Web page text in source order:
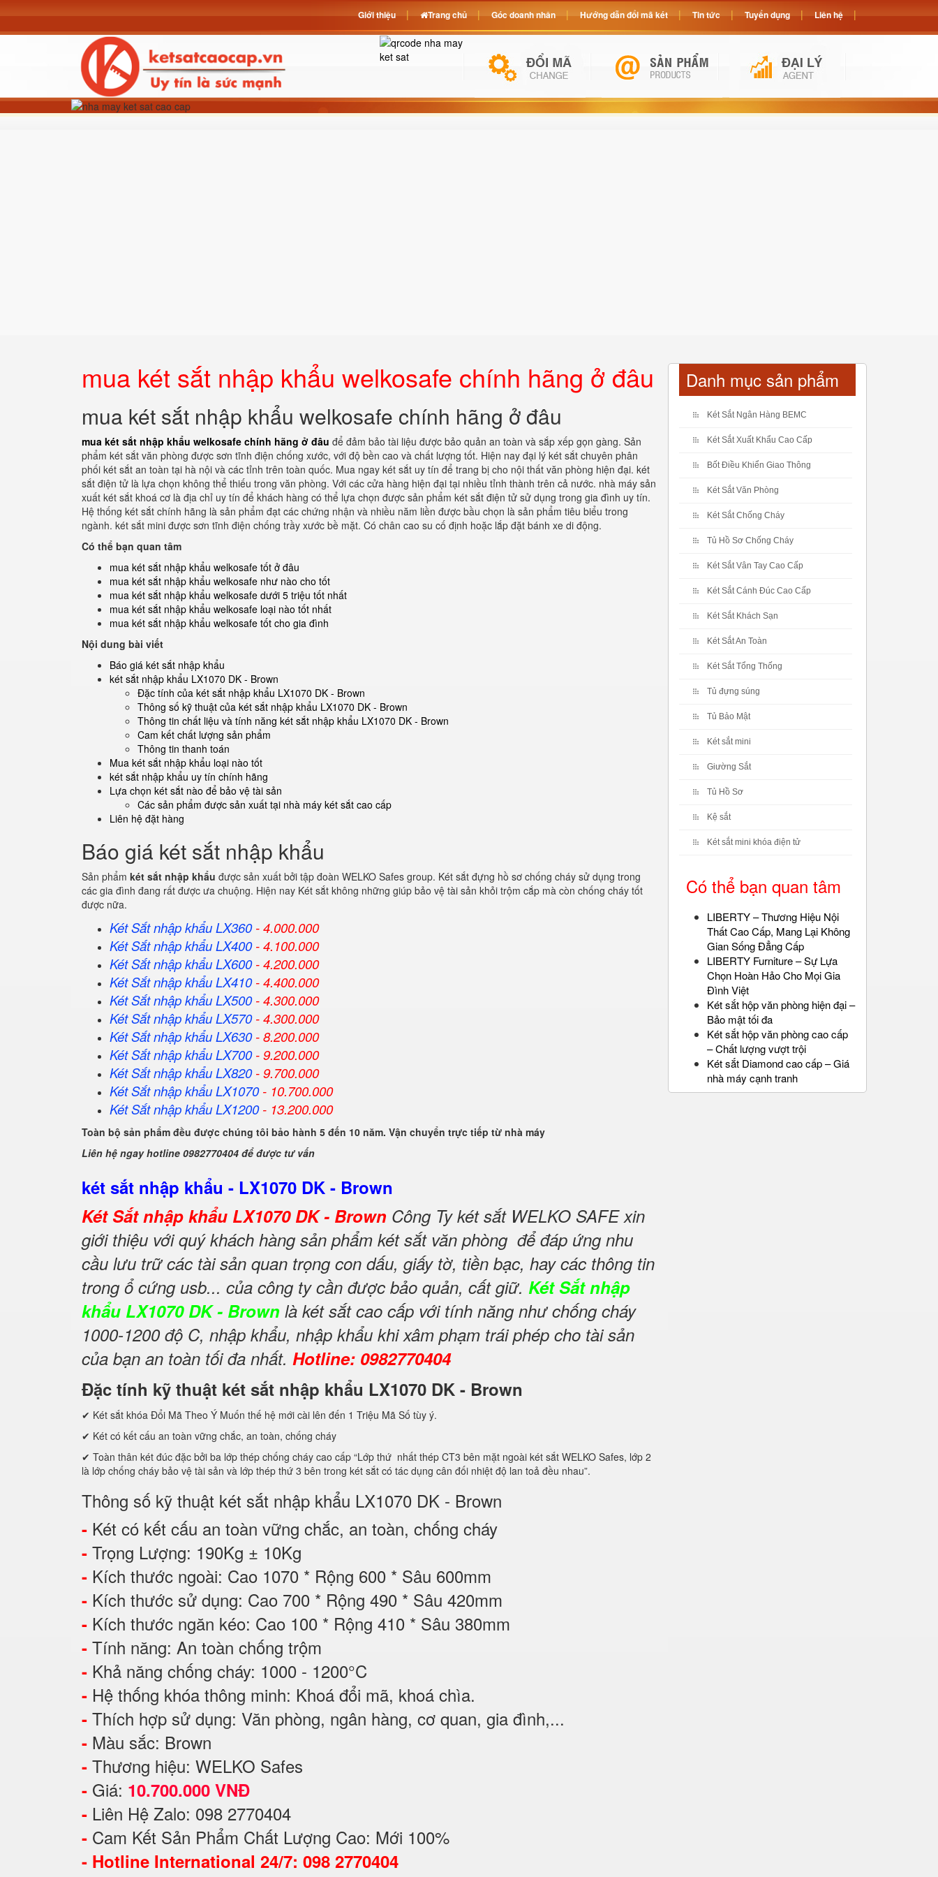
mua két sắt nhập khẩu welkosafe chính hãng ở đâu
mua két sắt nhập khẩu welkosafe chính hãng ở đâu
mua két sắt nhập khẩu welkosafe chính hãng ở đâu để đảm bảo tài liệu được bảo quản an toàn và sắp xếp gọn gàng. Sản
phẩm két sắt văn phòng được sơn tĩnh điện chống xước, với độ bền cao và chất lượng tốt. Hiện nay đại lý két sắt chuyên phân
phối két sắt an toàn tại hà nội và các tỉnh trên toàn quốc. Mua ngay két sắt uy tín để trang bị cho nội thất văn phòng hiện đại. két
sắt điện tử là lựa chọn không thể thiếu trong văn phòng. Với các cửa hàng hiện đại tại nhiều tỉnh thành trên cả nước. nhà máy sản
xuất két sắt khoá cơ là địa chỉ uy tín để khách hàng có thể lựa chọn được sản phẩm két sắt điện tử sử dụng trong gia đình uy tín.
Hệ thống két sắt chính hãng là sản phẩm đạt các chứng nhận và nhiều năm liền được bầu chọn là sản phẩm tiêu biểu trong
ngành. két sắt mini được sơn tĩnh điện chống trầy xước bề mặt. Có chân cao su cố định hoặc lắp đặt bánh xe di động.
Có thể bạn quan tâm
mua két sắt nhập khẩu welkosafe tốt ở đâu
mua két sắt nhập khẩu welkosafe như nào cho tốt
mua két sắt nhập khẩu welkosafe dưới 5 triệu tốt nhất
mua két sắt nhập khẩu welkosafe loại nào tốt nhất
mua két sắt nhập khẩu welkosafe tốt cho gia đình
Nội dung bài viết
Báo giá két sắt nhập khẩu
két sắt nhập khẩu LX1070 DK - Brown
Đặc tính của két sắt nhập khẩu LX1070 DK - Brown
Thông số kỹ thuật của két sắt nhập khẩu LX1070 DK - Brown
Thông tin chất liệu và tính năng két sắt nhập khẩu LX1070 DK - Brown
Cam kết chất lượng sản phẩm
Thông tin thanh toán
Mua két sắt nhập khẩu loại nào tốt
két sắt nhập khẩu uy tín chính hãng
Lựa chọn két sắt nào để bảo vệ tài sản
Các sản phẩm được sản xuất tại nhà máy két sắt cao cấp
Liên hệ đặt hàng
Báo giá két sắt nhập khẩu
Sản phẩm két sắt nhập khẩu được sản xuất bởi tập đoàn WELKO Safes group. Két sắt đựng hồ sơ chống cháy sử dụng trong
các gia đình đang rất được ưa chuộng. Hiện nay Két sắt không những giúp bảo vệ tài sản khỏi trộm cắp mà còn chống cháy tốt
được nữa.
Két Sắt nhập khẩu LX360- 4.000.000
Két Sắtnhập khẩuLX400- 4.100.000
Két Sắtnhập khẩuLX600- 4.200.000
Két Sắtnhập khẩuLX410- 4.400.000
Két Sắtnhập khẩuLX500- 4.300.000
Két Sắtnhập khẩuLX570- 4.300.000
Két Sắtnhập khẩuLX630- 8.200.000
Két Sắtnhập khẩuLX700- 9.200.000
Két Sắtnhập khẩuLX820- 9.700.000
Két Sắtnhập khẩuLX1070- 10.700.000
Két Sắtnhập khẩuLX1200- 13.200.000
Toàn bộ sản phẩm đều được chúng tôi bảo hành 5 đến 10 năm. Vận chuyển trực tiếp từ nhà máy
Liên hệ ngay hotline 0982770404 để được tư vấn
két sắt nhập khẩu - LX1070 DK - Brown
Két Sắt nhập khẩu LX1070 DK - Brown Công Ty két sắt WELKO SAFE xin
giới thiệu với quý khách hàng sản phẩm két sắt văn phòng để đáp ứng nhu
cầu lưu trữ các tài sản quan trọng con dấu, giấy tờ, tiền bạc, hay các thông tin
trong ổ cứng usb... của công ty cần được bảo quản, cất giữ. Két Sắt nhập
khẩu LX1070 DK - Brown là két sắt cao cấp với tính năng như chống cháy
1000-1200 độ C, nhập khẩu, nhập khẩu khi xâm phạm trái phép cho tài sản
của bạn an toàn tối đa nhất. Hotline: 0982770404
Đặc tính kỹ thuật két sắt nhập khẩu LX1070 DK - Brown
✔ Két sắt khóa Đổi Mã Theo Ý Muốn thế hệ mới cài lên đến 1 Triệu Mã Số tùy ý.
✔ Két có kết cấu an toàn vững chắc, an toàn, chống cháy
✔ Toàn thân két đúc đặc bởi ba lớp thép chống cháy cao cấp “Lớp thứ nhất thép CT3 bên mặt ngoài két sắt WELKO Safes, lớp 2
là lớp chống cháy bảo vệ tài sản và lớp thép thứ 3 bên trong két sắt có tác dụng cân đối nhiệt độ lan toả đều nhau”.
Thông số kỹ thuật két sắt nhập khẩu LX1070 DK - Brown
- Két có kết cấu an toàn vững chắc, an toàn, chống cháy
- Trọng Lượng: 190Kg ± 10Kg
- Kích thước ngoài: Cao 1070 * Rộng 600 * Sâu 600mm
- Kích thước sử dụng: Cao 700 * Rộng 490 * Sâu 420mm
- Kích thước ngăn kéo: Cao 100 * Rộng 410 * Sâu 380mm
- Tính năng: An toàn chống trộm
- Khả năng chống cháy: 1000 - 1200°C
- Hệ thống khóa thông minh: Khoá đổi mã, khoá chìa.
- Thích hợp sử dụng: Văn phòng, ngân hàng, cơ quan, gia đình,...
- Màu sắc: Brown
- Thương hiệu: WELKO Safes
- Giá: 10.700.000 VNĐ
- Liên Hệ Zalo: 098 2770404
- Cam Kết Sản Phẩm Chất Lượng Cao: Mới 100%
- Hotline International 24/7: 098 2770404
Danh mục sản phẩm
Két Sắt Ngân Hàng BEMC
Két Sắt Xuất Khẩu Cao Cấp
Bốt Điều Khiển Giao Thông
Két Sắt Văn Phòng
Két Sắt Chống Cháy
Tủ Hồ Sơ Chống Cháy
Két Sắt Vân Tay Cao Cấp
Két Sắt Cánh Đúc Cao Cấp
Két Sắt Khách Sạn
Két Sắt An Toàn
Két Sắt Tổng Thống
Tủ đựng súng
Tủ Bảo Mật
Két sắt mini
Giường Sắt
Tủ Hồ Sơ
Kệ sắt
Két sắt mini khóa điện tử
Có thể bạn quan tâm
LIBERTY – Thương Hiệu Nội
Thất Cao Cấp, Mang Lại Không
Gian Sống Đẳng Cấp
LIBERTY Furniture – Sự Lựa
Chọn Hoàn Hảo Cho Mọi Gia
Đình Việt
Két sắt hộp văn phòng hiện đại –
Bảo mật tối đa
Két sắt hộp văn phòng cao cấp
– Chất lượng vượt trội
Két sắt Diamond cao cấp – Giá
nhà máy cạnh tranh
Giới thiệu Trang chủ Góc doanh nhân Hướng dẫn đổi mã két Tin tức Tuyển dụng Liên hệ